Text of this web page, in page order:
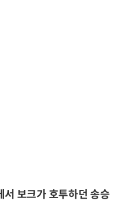
보크가 호투하던 송승